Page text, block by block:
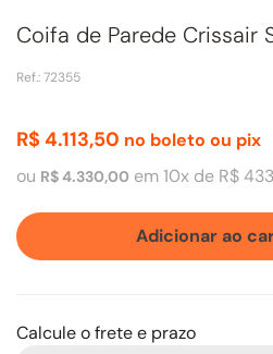
Coifa de Parede Crissair
Ref.:72355
R$ 4.113,50 no boleto ou pix
ou R$4.330,00 em10x de R$433
Adicionar ao
Calcule o frete e prazo